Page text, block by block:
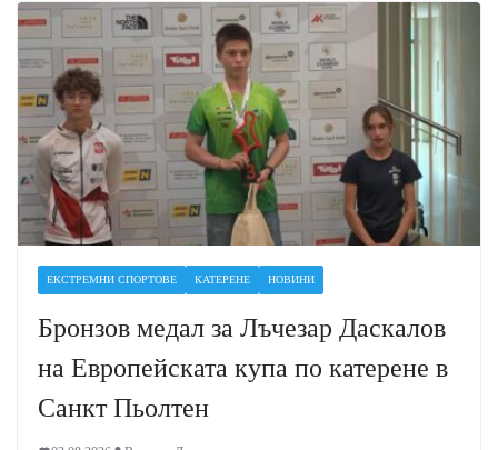
ЕКСТРЕМНИ СПОРТОВЕ КАТЕРЕНЕ НОВИНИ
Бронзов медал за Лъчезар Даскалов
на Европейската купа по катерене в
Санкт Пьолтен